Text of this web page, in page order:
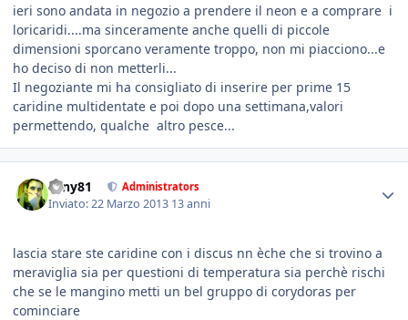
ieri sono andata in negozio a prendere il neon e a comprare i
loricaridi....ma sinceramente anche quelli di piccole
dimensioni sporcano veramente troppo, non mi piacciono...e
ho deciso di non metterli...
Il negoziante mi ha consigliato di inserire per prime 15
caridine multidentate e poi dopo una settimana,valori
permettendo, qualche altro pesce...
tony81 Administrators
Inviato:22 Marzo 2013 13 anni
lascia stare ste caridine con i discus nn èche che si trovino a
meraviglia sia per questioni di temperatura sia perchè rischi
che se le mangino metti un bel gruppo di corydoras per
cominciare